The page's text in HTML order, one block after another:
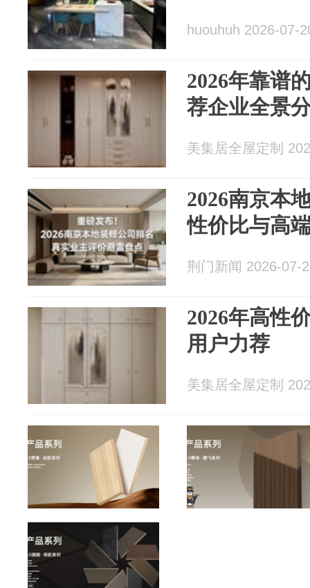
huouhuh 2026-07-
2026年靠谱
荐企业全景
美集居全屋定制
2026南京本
性价比与高
荆门新闻 2026-07-
2026年高性
用户力荐
美集居全屋定制